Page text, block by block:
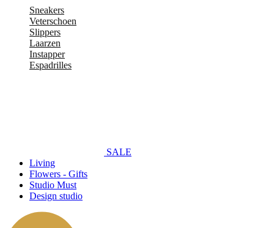
Sneakers
Veterschoen
Slippers
Laarzen
Instapper
Espadrilles
SALE
Living
Flowers - Gifts
Studio Must
Design studio